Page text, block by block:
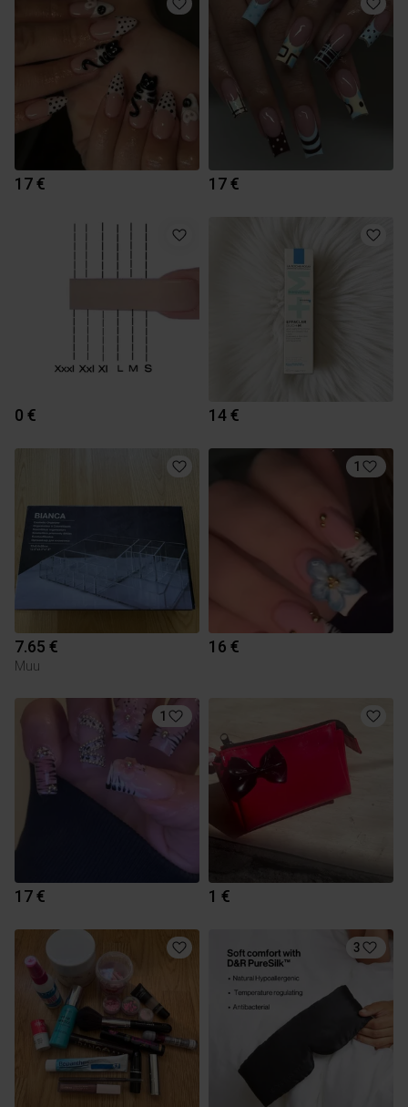
17 € 17 €
0 € 14 €
7.65 €
Muu
1
16 €
1
17 € 1 €
3